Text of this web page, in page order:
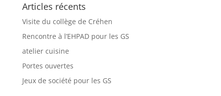
Articles récents
Visite du collège de Créhen
Rencontre à l’EHPAD pour les GS
atelier cuisine
Portes ouvertes
Jeux de société pour les GS